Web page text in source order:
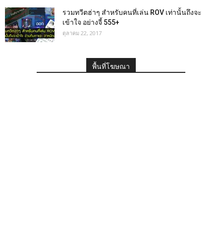
รวมทวีตฮ่าๆ สำหรับคนที่เล่น ROV เท่านั้นถึงจะ
เข้าใจ อย่างจี้ 555+
ตุลาคม 22, 2017
พื้นที่โฆษณา